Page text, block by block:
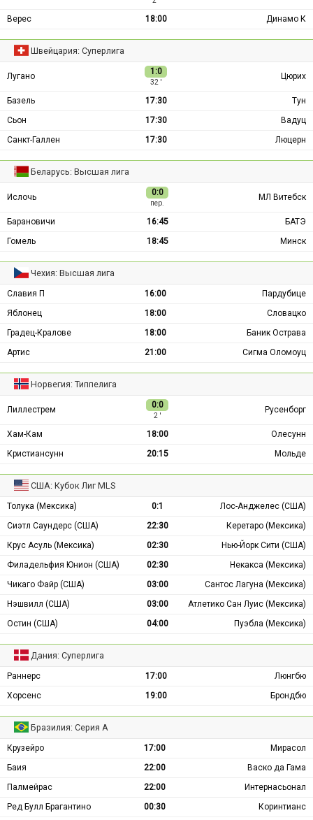
Верес 18:00 Динамо К
Швейцария: Суперлига
Лугано 1:0
32 ′
Цюрих
Базель 17:30
Тун
Сьон
17:30
Вадуц
Санкт-Галлен
17:30 Люцерн
Беларусь: Высшая лига
Ислочь 0:0
пер.
МЛ Витебск
Барановичи 16:45
БАТЭ
Гомель
18:45 Минск
Чехия: Высшая лига
Славия П 16:00
Пардубице
Яблонец
18:00
Словацко
Градец-Кралове
18:00
Баник Острава
Артис
21:00 Сигма Оломоуц
Норвегия: Типпелига
Лиллестрем 0:0
2 ′
Русенборг
Хам-Кам 18:00
Олесунн
Кристиансунн
20:15 Мольде
США: Кубок Лиг MLS
Толука (Мексика) 0:1
Лос-Анджелес (США)
Сиэтл Саундерс (США)
22:30
Керетаро (Мексика)
Крус Асуль (Мексика)
02:30
Нью-Йорк Сити (США)
Филадельфия Юнион (США)
02:30
Некакса (Мексика)
Чикаго Файр (США)
03:00
Сантос Лагуна (Мексика)
Нэшвилл (США)
03:00
Атлетико Сан Луис (Мексика)
Остин (США)
04:00 Пуэбла (Мексика)
Дания: Суперлига
Раннерс 17:00
Люнгбю
Хорсенс
19:00 Брондбю
Бразилия: Серия А
Крузейро 17:00
Мирасол
Баия
22:00
Васко да Гама
Палмейрас
22:00
Интернасьонал
Ред Булл Брагантино
00:30
Коринтианс